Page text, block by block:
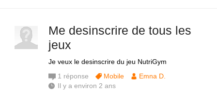
Me desinscrire de tous les
jeux
Je veux le desinscrire du jeu NutriGym
1 réponse Mobile
Emna D.
Il y a environ 2 ans